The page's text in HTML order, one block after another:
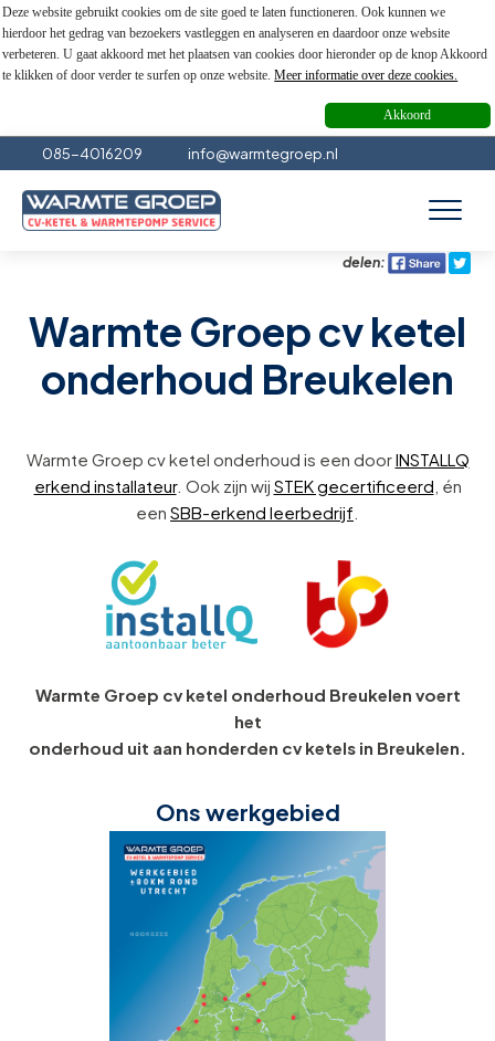
Deze website gebruikt cookies om de site goed te laten functioneren. Ook kunnen we
hierdoor het gedrag van bezoekers vastleggen en analyseren en daardoor onze website
verbeteren. U gaat akkoord met het plaatsen van cookies door hieronder op de knop Akkoord
te klikken of door verder te surfen op onze website.Meer informatie over deze cookies.
Akkoord
085-4016209 info@warmtegroep.nl
delen:
Warmte Groep cv ketel
onderhoud Breukelen
Warmte Groep cv ketel onderhoud is een doorINSTALLQ
erkend installateur. Ook zijn wij STEK gecertificeerd , én
een SBB-erkend leerbedrijf
Warmte Groep cv ketel onderhoud Breukelen voert
het
onderhoud uit aan honderden cv ketels in Breukelen.
Ons werkgebied